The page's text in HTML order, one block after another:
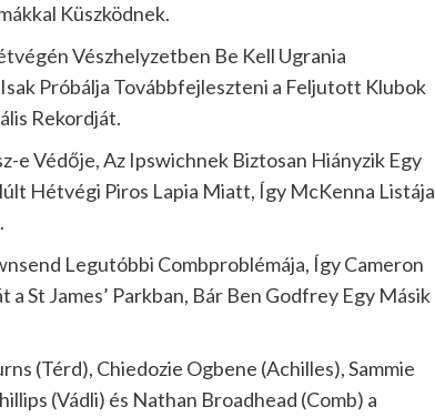
Küszködnek.
Vészhelyzetben Be Kell Ugrania
Próbálja Továbbfejleszteni a Feljutott Klubok
Rekordját.
e Védője, Az Ipswichnek Biztosan Hiányzik Egy
Hétvégi Piros Lapia Miatt, Így McKenna Listája
Legutóbbi Combproblémája, Így Cameron
St James’ Parkban, Bár Ben Godfrey Egy Másik
(Térd), Chiedozie Ogbene (Achilles), Sammie
(Vádli) és Nathan Broadhead (Comb) a